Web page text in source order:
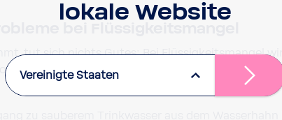
bei Flüs­sig­keits­mangel
tut sich nichts Gutes: Bei Flüs­sig­keits­mangel
Kopf­schmerzen und verrin­gerte
zu sauberem Trink­wasser aus dem
lokale Website
Vereinigte Staaten